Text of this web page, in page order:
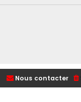
Nous contacter